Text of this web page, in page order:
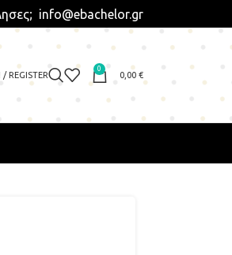
info@ebachelor.gr
REGISTER
0
0,00 €